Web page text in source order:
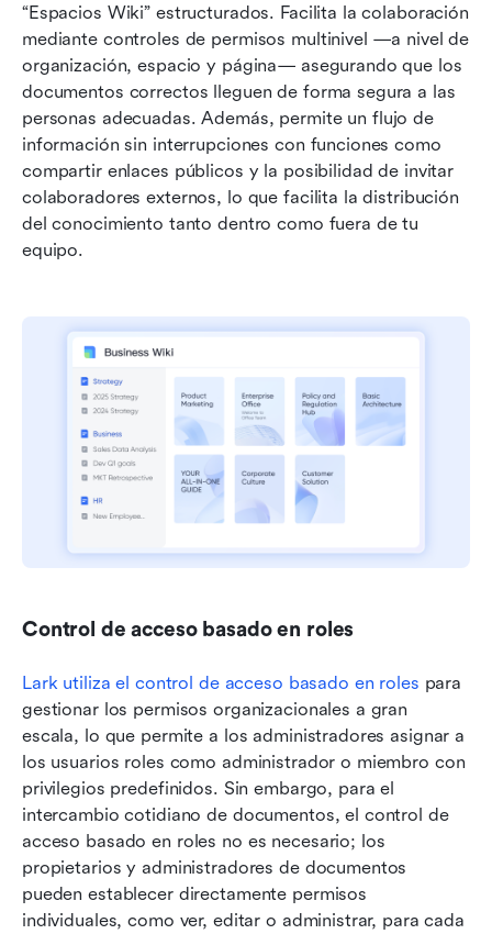
“Espacios Wiki” estructurados. Facilita la colaboración
mediante controles de permisos multinivel —a nivel de
organización, espacio y página— asegurando que los
documentos correctos lleguen de forma segura a las
personas adecuadas. Además, permite un flujo de
información sin interrupciones con funciones como
compartir enlaces públicos y la posibilidad de invitar
colaboradores externos, lo que facilita la distribución
del conocimiento tanto dentro como fuera de tu
equipo.
Control de acceso basado en roles
Lark utiliza el control de acceso basado en roles para
gestionar los permisos organizacionales a gran
escala, lo que permite a los administradores asignar a
los usuarios roles como administrador o miembro con
privilegios predefinidos. Sin embargo, para el
intercambio cotidiano de documentos, el control de
acceso basado en roles no es necesario; los
propietarios y administradores de documentos
pueden establecer directamente permisos
individuales, como ver, editar o administrar, para cada